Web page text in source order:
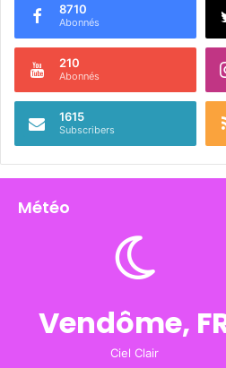
8710
Abonnés
210
Abonnés
1615
Subscribers
Météo
Vendôme,
Ciel Clair